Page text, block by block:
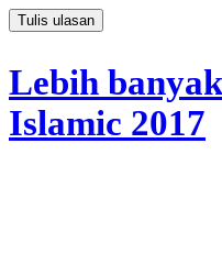
Tulis ulasan
Lebih
Islamic 2017